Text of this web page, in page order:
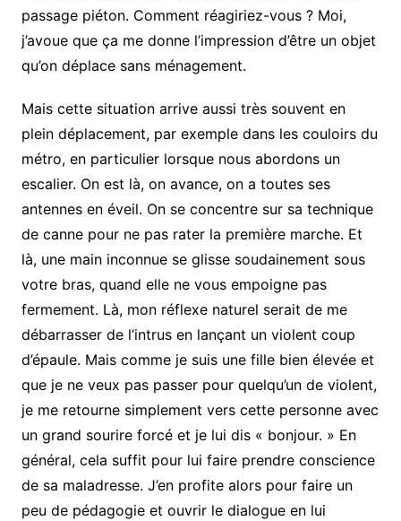
passage piéton. Comment réagiriez-vous ? Moi,
j’avoue que ça me donne l’impression d’être un objet
qu’on déplace sans ménagement.
Mais cette situation arrive aussi très souvent en
plein déplacement, par exemple dans les couloirs du
métro, en particulier lorsque nous abordons un
escalier. On est là, on avance, on a toutes ses
antennes en éveil. On se concentre sur sa technique
de canne pour ne pas rater la première marche. Et
là, une main inconnue se glisse soudainement sous
votre bras, quand elle ne vous empoigne pas
fermement. Là, mon réflexe naturel serait de me
débarrasser de l’intrus en lançant un violent coup
d’épaule. Mais comme je suis une fille bien élevée et
que je ne veux pas passer pour quelqu’un de violent,
je me retourne simplement vers cette personne avec
un grand sourire forcé et je lui dis « bonjour. » En
général, cela suffit pour lui faire prendre conscience
de sa maladresse. J’en profite alors pour faire un
peu de pédagogie et ouvrir le dialogue en lui